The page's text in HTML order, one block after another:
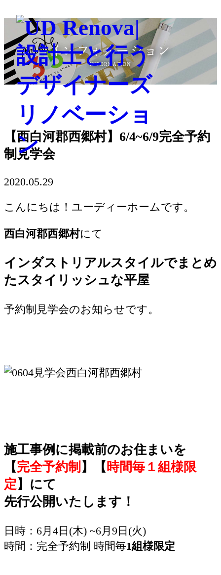
【西白河郡西郷村】6/4~6/9完全予約
制見学会
2020.05.29
こんにちは！ユーディーホームです。
西白河郡西郷村にて
インダストリアルスタイルでまとめ
たスタイリッシュな平屋
予約制見学会のお知らせです。
施工事例に掲載前のお住まいを
【完全予約制 】 【 時間毎１組様限
定 】にて
先行公開いたします！
日時：6月4日(木) ~6月9日(火)
時間：完全予約制 時間毎1組様限定